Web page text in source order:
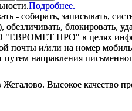
Подробнее.
записывать,
обезличивать,
ПРО" в целях
и/или на номер
направления
Высокое качество